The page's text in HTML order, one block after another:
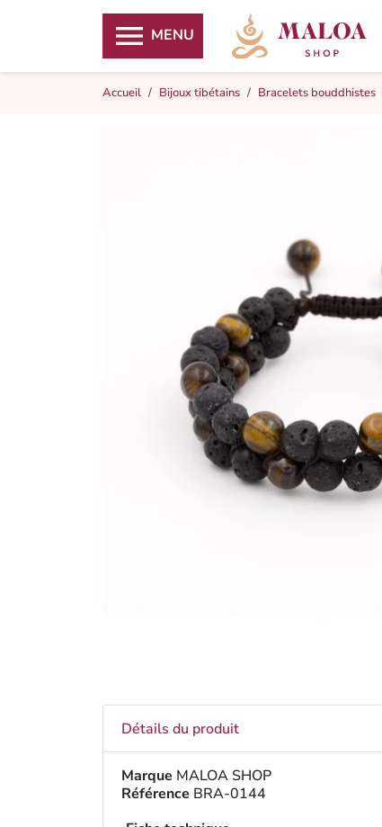
 MENU
Accueil Bijoux tibétains Bracelets bouddhistes
Détails du produit
Marque MALOA SHOP
Référence BRA-0144